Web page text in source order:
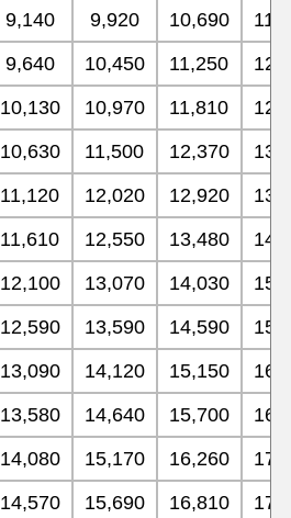
9,140 9,920 10,690
9,640 10,450 11,250
10,130 10,970 11,810
10,630 11,500 12,370
11,120 12,020 12,920
11,610 12,550 13,480
12,100 13,070 14,030
12,590 13,590 14,590
13,090 14,120 15,150
13,580 14,640 15,700
14,080 15,170 16,260
14,570 15,690 16,810